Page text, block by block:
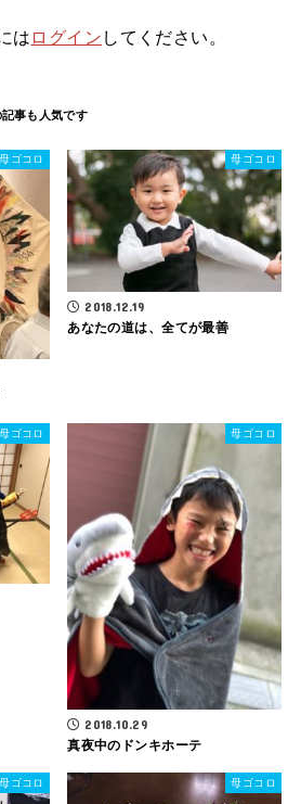
は ログイン してください。
母ゴコロ 母ゴコロ
2018.12.19
あなたの道は、全てが最善
母ゴコロ 母ゴコロ
2018.10.29
真夜中のドンキホーテ
母ゴコロ 母ゴコロ